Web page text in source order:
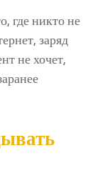
где никто не
заряд
не хочет,